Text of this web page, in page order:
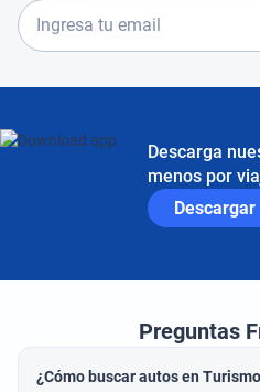
Descarga
menos por
Descargar
Preguntas
¿Cómo buscar autos en